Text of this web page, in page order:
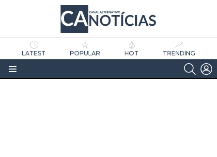
LATEST POPULAR HOT TRENDING
Menu